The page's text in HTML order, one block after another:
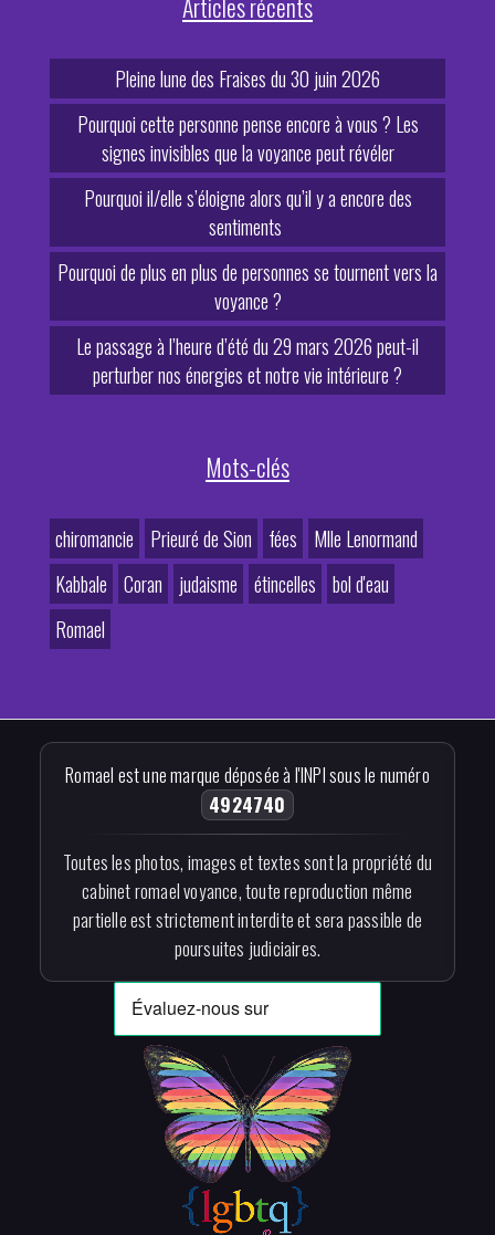
Pleine lune des Fraises du 30 juin 2026
Pourquoi cette personne pense encore à vous ? Les
signes invisibles que la voyance peut révéler
Pourquoi il/elle s’éloigne alors qu’il y a encore des
sentiments
Pourquoi de plus en plus de personnes se tournent vers la
voyance ?
Le passage à l’heure d’été du 29 mars 2026 peut-il
perturber nos énergies et notre vie intérieure ?
Mots-clés
chiromancie Prieuré de Sion fées
Mlle Lenormand
Kabbale
Coran judaisme étincelles
bol d'eau
Romael
Romael est une marque déposée à l'INPI sous le numéro
4924740
Toutes les photos, images et textes sont la propriété du
cabinet romael voyance, toute reproduction même
partielle est strictement interdite et sera passible de
poursuites judiciaires.